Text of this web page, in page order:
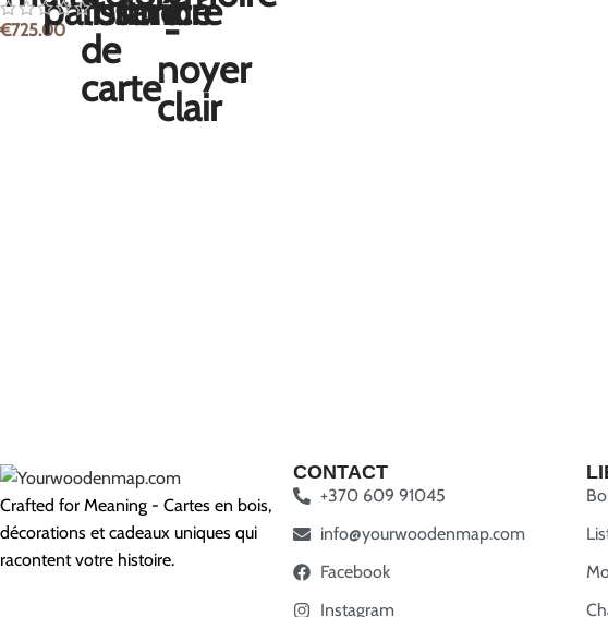
€725.00
Crafted for Meaning - Cartes en bois,
décorations et cadeaux uniques qui
racontent votre histoire.
CONTACT
+370 609 91045
info@yourwoodenmap.com
Facebook
Instagram